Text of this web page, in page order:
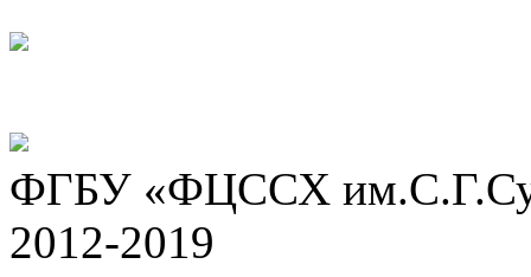
ФГБУ «ФЦССХ
2012-2019